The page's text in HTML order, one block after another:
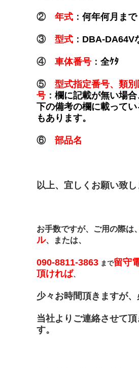
② 年式 ： 何年何月まで
③ 型式 ： DBA-DA64V
④ 車体番号 ： 全ｹﾀ
⑤ 型式指定番号、類
号 ： 欄に記載が無い場
下の備考の欄に載って
もあります。
⑥ 部品名
以上、宜しくお願い致し
お手数ですが、ご用の際は、
ル、または、
090-8811-3863 まで留守
頂ければ、
少々お時間頂きますが
当社よりご連絡させて頂
す。